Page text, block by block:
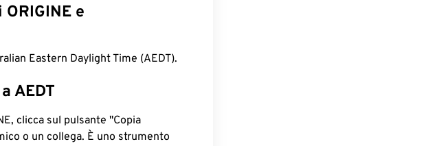
e
Eastern Daylight Time (AEDT).
AEDT
clicca sul pulsante "Copia
o un collega. È uno strumento